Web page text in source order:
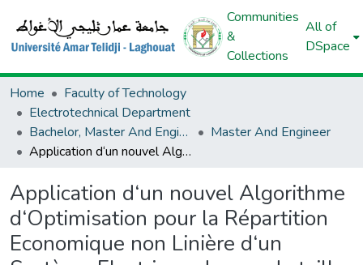
Communities
&
Collections
All of
DSpace
Home
Faculty of Technology
Electrotechnical Department
Bachelor, Master And Engineer (Electrotechnical)
Master And Engineer
Application d‘un nouvel Algorithme d‘Optimisation pour la Répartition Economique non Linière d‘un Système Electrique de grande taille
Application d‘un nouvel Algorithme
d‘Optimisation pour la Répartition
Economique non Linière d‘un